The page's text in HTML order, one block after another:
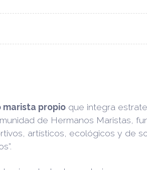
propio que integra
de Hermanos Maristas,
artísticos, ecológicos y de